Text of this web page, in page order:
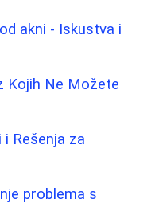
akni - Iskustva i
Kojih Ne Možete
Rešenja za
problema s